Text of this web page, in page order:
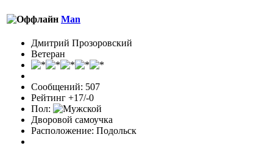
Man
Дмитрий Прозоровский
Ветеран
Сообщений: 507
Рейтинг +17/-0
Пол:
Дворовой самоучка
Расположение: Подольск